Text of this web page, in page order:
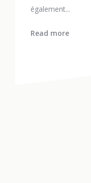
également...
Read more